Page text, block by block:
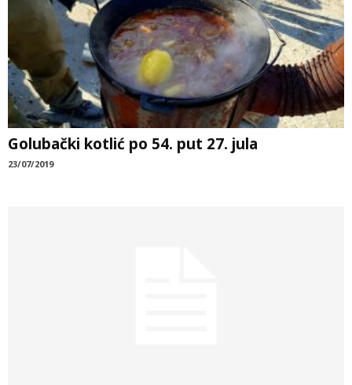
Golubački kotlić po 54. put 27. jula
23/07/2019